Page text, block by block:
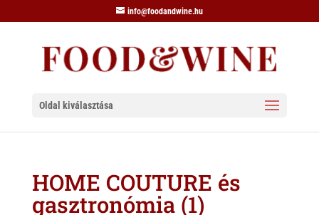
info@foodandwine.hu
Oldal kiválasztása
HOME COUTURE és
gasztronómia (1)